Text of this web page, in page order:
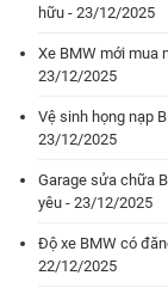
hữu - 23/12/2025
Xe BMW mới mua
23/12/2025
Vệ sinh họng nạp
23/12/2025
Garage sửa chữa
yêu - 23/12/2025
Độ xe BMW có
22/12/2025